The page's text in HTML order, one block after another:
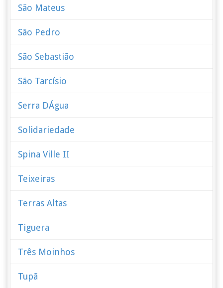
São Mateus
São Pedro
São Sebastião
São Tarcísio
Serra DÁgua
Solidariedade
Spina Ville II
Teixeiras
Terras Altas
Tiguera
Três Moinhos
Tupã